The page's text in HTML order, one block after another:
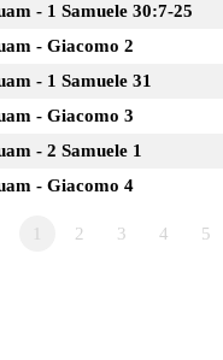
- 1 Samuele 30:7-25
- Giacomo 2
- 1 Samuele 31
- Giacomo 3
- 2 Samuele 1
- Giacomo 4
2 3 4 5